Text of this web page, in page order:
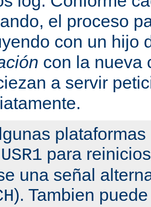
el proceso
con un hijo
con la nueva
a servir
USR1 para
una señal
). Tambien